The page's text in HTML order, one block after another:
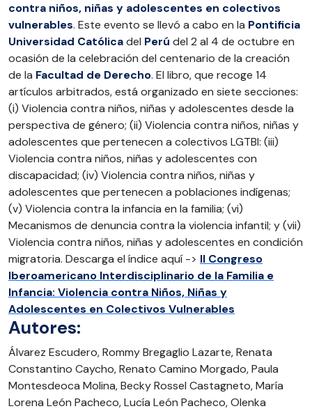
contra niños, niñas y adolescentes en colectivos
vulnerables. Este evento se llevó a cabo en la Pontificia
Universidad Católicadel Perú del 2 al 4 de octubre en
ocasión de la celebración del centenario de la creación
de la Facultad de Derecho. El libro, que recoge 14
artículos arbitrados, está organizado en siete secciones:
(i) Violencia contra niños, niñas y adolescentes desde la
perspectiva de género; (ii) Violencia contra niños, niñas y
adolescentes que pertenecen a colectivos LGTBI: (iii)
Violencia contra niños, niñas y adolescentes con
discapacidad; (iv) Violencia contra niños, niñas y
adolescentes que pertenecen a poblaciones indígenas;
(v) Violencia contra la infancia en la familia; (vi)
Mecanismos de denuncia contra la violencia infantil; y (vii)
Violencia contra niños, niñas y adolescentes en condición
migratoria. Descarga el índice aquí -> II Congreso
Iberoamericano Interdisciplinario de la Familia e
Infancia: Violencia contra Niños, Niñas y
Adolescentes en Colectivos Vulnerables
Autores:
Álvarez Escudero, Rommy Bregaglio Lazarte, Renata
Constantino Caycho, Renato Camino Morgado, Paula
Montesdeoca Molina, Becky Rossel Castagneto, María
Lorena León Pacheco, Lucía León Pacheco, Olenka